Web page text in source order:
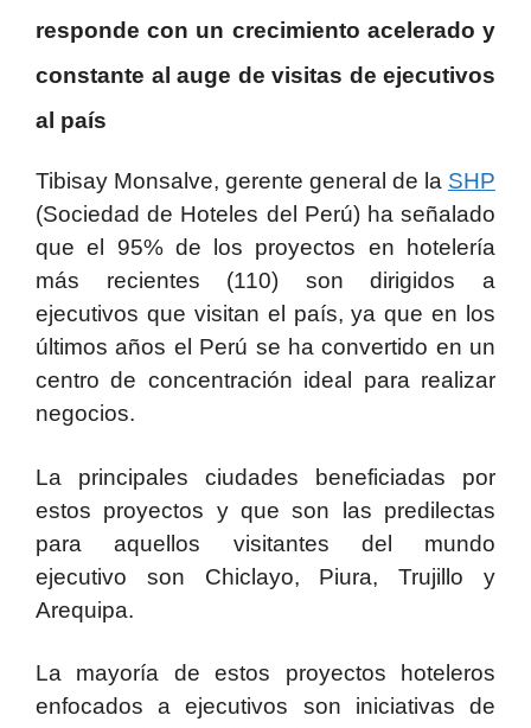
responde con un crecimiento acelerado y
constante al auge de visitas de ejecutivos
al país
Tibisay Monsalve, gerente general de la SHP
(Sociedad de Hoteles del Perú) ha señalado
que el 95% de los proyectos en hotelería
más recientes (110) son dirigidos a
ejecutivos que visitan el país, ya que en los
últimos años el Perú se ha convertido en un
centro de concentración ideal para realizar
negocios.
La principales ciudades beneficiadas por
estos proyectos y que son las predilectas
para aquellos visitantes del mundo
ejecutivo son Chiclayo, Piura, Trujillo y
Arequipa.
La mayoría de estos proyectos hoteleros
enfocados a ejecutivos son iniciativas de